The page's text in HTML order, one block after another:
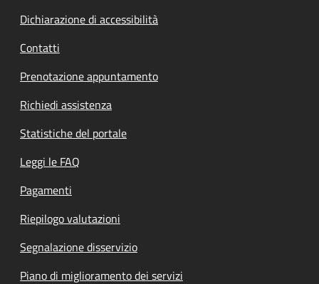
Dichiarazione di accessibilità
Contatti
Prenotazione appuntamento
Richiedi assistenza
Statistiche del portale
Leggi le FAQ
Pagamenti
Riepilogo valutazioni
Segnalazione disservizio
Piano di miglioramento dei servizi